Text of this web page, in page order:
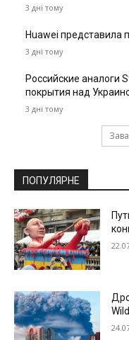
3 дні тому
Huawei представила
3 дні тому
Российские аналоги
покрытия над
3 дні тому
ПОПУЛЯРНЕ